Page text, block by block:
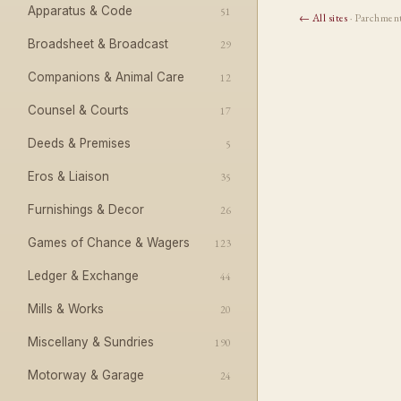
Apparatus & Code 51
Broadsheet & Broadcast 29
Companions & Animal Care 12
Counsel & Courts 17
Deeds & Premises 5
Eros & Liaison 35
Furnishings & Decor 26
Games of Chance & Wagers 123
Ledger & Exchange 44
Mills & Works 20
Miscellany & Sundries 190
Motorway & Garage 24
← All sites·